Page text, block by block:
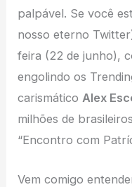
palpável. Se você
nosso eterno
feira (22 de junho),
engolindo os
carismático Alex
milhões de
“Encontro com
Vem comigo